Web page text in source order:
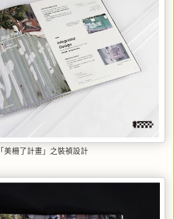
「美柵了計畫」之裝禎設計